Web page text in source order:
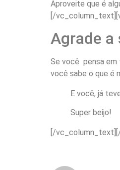
Aproveite que é
[/
Agrade a
Se você pensa em
você sabe o que é
E você, já
Super beijo!
[/